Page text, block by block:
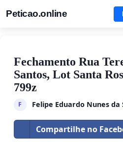
Peticao.online
Fechamento Rua
Santos, Lot Santa
799z
F Felipe Eduardo Nunes da
Compartilhe no